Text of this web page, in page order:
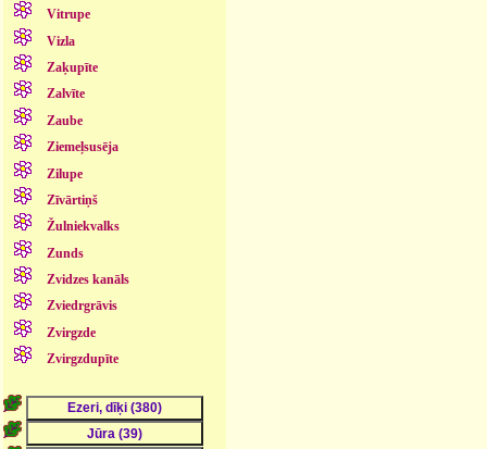
Vitrupe
Vizla
Zaķupīte
Zalvīte
Zaube
Ziemeļsusēja
Zilupe
Zīvārtiņš
Žulniekvalks
Zunds
Zvidzes kanāls
Zviedrgrāvis
Zvirgzde
Zvirgzdupīte